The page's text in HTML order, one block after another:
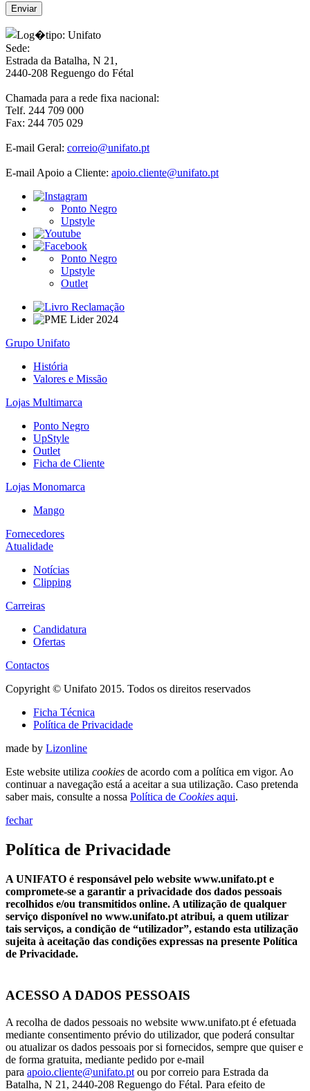
Sede:
Estrada da Batalha, N 21,
2440-208 Reguengo do Fétal
Chamada para a rede fixa nacional:
Telf. 244 709 000
Fax: 244 705 029
E-mail Geral: correio@unifato.pt
E-mail Apoio a Cliente: apoio.cliente@unifato.pt
Ponto Negro
Upstyle
Ponto Negro
Upstyle
Outlet
Grupo Unifato
História
Valores e Missão
Lojas Multimarca
Ponto Negro
UpStyle
Outlet
Ficha de Cliente
Lojas Monomarca
Mango
Fornecedores
Atualidade
Notícias
Clipping
Carreiras
Candidatura
Ofertas
Contactos
Copyright © Unifato 2015. Todos os direitos reservados
Ficha Técnica
Política de Privacidade
made by Lizonline
Este website utiliza cookies de acordo com a política em vigor. Ao
continuar a navegação está a aceitar a sua utilização. Caso pretenda
saber mais, consulte a nossa Política de Cookies aqui.
fechar
Política de Privacidade
A UNIFATO é responsável pelo website www.unifato.pt e
compromete-se a garantir a privacidade dos dados pessoais
recolhidos e/ou transmitidos online. A utilização de qualquer
serviço disponível no www.unifato.pt atribui, a quem utilizar
tais serviços, a condição de “utilizador”, estando esta utilização
sujeita à aceitação das condições expressas na presente Política
de Privacidade.
ACESSO A DADOS PESSOAIS
A recolha de dados pessoais no website www.unifato.pt é efetuada
mediante consentimento prévio do utilizador, que poderá consultar
ou atualizar os dados pessoais por si fornecidos, sempre que quiser e
de forma gratuita, mediante pedido por e-mail
para apoio.cliente@unifato.pt ou por correio para Estrada da
Batalha, N 21, 2440-208 Reguengo do Fétal. Para efeito de